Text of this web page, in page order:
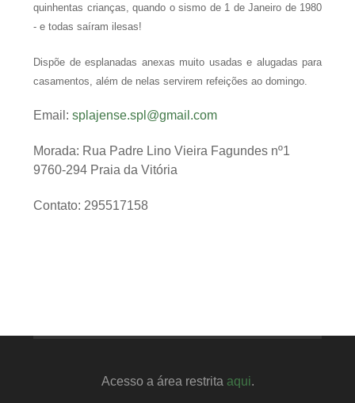
quinhentas crianças, quando o sismo de 1 de Janeiro de 1980
- e todas saíram ilesas!
Dispõe de esplanadas anexas muito usadas e alugadas para
casamentos, além de nelas servirem refeições ao domingo.
Email: splajense.spl@gmail.com
Morada: Rua Padre Lino Vieira Fagundes nº1
9760-294 Praia da Vitória
Contato: 295517158
Acesso a área restrita aqui.